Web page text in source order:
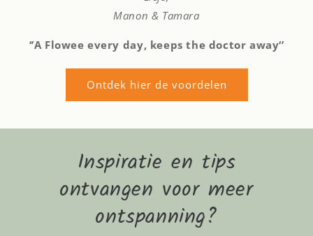
Manon & Tamara
‘’A Flowee every day, keeps the doctor away‘’
Ontdek hier de voordelen
Inspiratie en tips
ontvangen voor meer
ontspanning?